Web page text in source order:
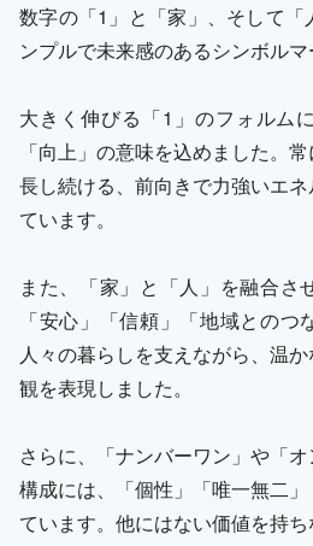
数字の「1」と「家」、そして
ンプルで未来感のあるシンボルマ
大きく伸びる「1」のフォルム
「向上」の意味を込めました。
長し続ける、前向きで力強いエ
ています。
また、「家」と「人」を融合さ
「安心」「信頼」「地域とのつ
人々の暮らしを支えながら、温
観を表現しました。
さらに、「ナンバーワン」や「
構成には、「個性」「唯一無二
ています。他にはない価値を持